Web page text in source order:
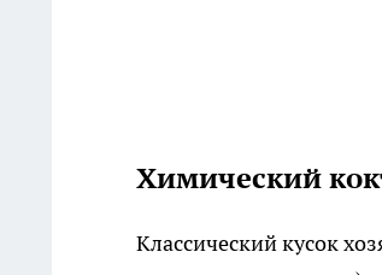
Химический
Классический кусок